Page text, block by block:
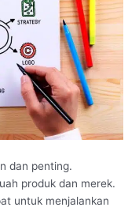
dan penting.
produk dan merek.
untuk menjalankan